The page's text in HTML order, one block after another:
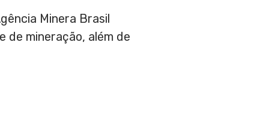
Minera Brasil
mineração, além de